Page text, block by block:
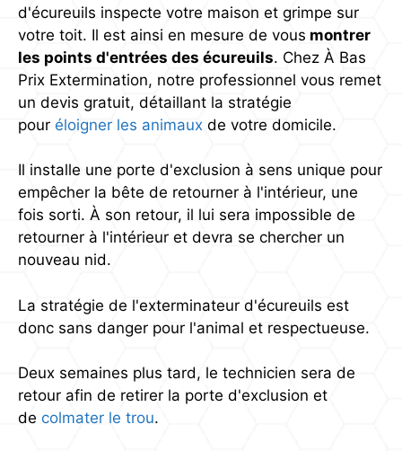
d'écureuils inspecte votre maison et grimpe sur
votre toit. Il est ainsi en mesure de vous montrer
les points d'entrées des écureuils. Chez À Bas
Prix Extermination, notre professionnel vous remet
un devis gratuit, détaillant la stratégie
pour éloigner les animaux de votre domicile.
Il installe une porte d'exclusion à sens unique pour
empêcher la bête de retourner à l'intérieur, une
fois sorti. À son retour, il lui sera impossible de
retourner à l'intérieur et devra se chercher un
nouveau nid.
La stratégie de l'exterminateur d'écureuils est
donc sans danger pour l'animal et respectueuse.
Deux semaines plus tard, le technicien sera de
retour afin de retirer la porte d'exclusion et
de colmater le trou.